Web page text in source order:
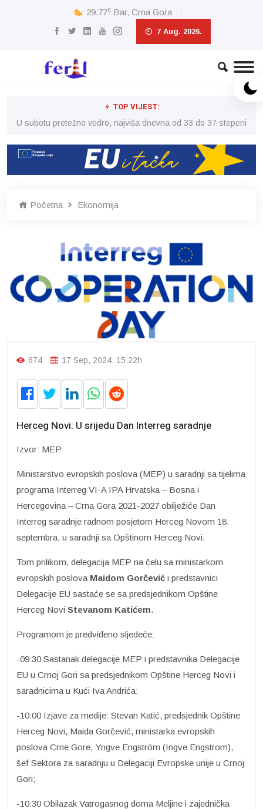
29.77c Bar, Crna Gora
7 Aug. 2026.
TOP VIJEST:
U subotu pretežno vedro, najviša dnevna od 33 do 37 stepeni
Početna Ekonomija
674 17 Sep, 2024. 15:22h
Herceg Novi: U srijedu Dan Interreg saradnje
Izvor: MEP
Ministarstvo evropskih poslova (MEP) u saradnji sa tijelima
programa Interreg VI-A IPA Hrvatska – Bosna i
Hercegovina – Crna Gora 2021-2027 obilježiće Dan
Interreg saradnje radnom posjetom Herceg Novom 18.
septembra, u saradnji sa Opštinom Herceg Novi.
Tom prilikom, delegacija MEP na čelu sa ministarkom
evropskih poslova Maidom Gorčević i predstavnici
Delegacije EU sastaće se sa predsjednikom Opštine
Herceg Novi Stevanom Katićem.
Programom je predviđeno sljedeće:
-09:30 Sastanak delegacije MEP i predstavnika Delegacije
EU u Crnoj Gori sa predsjednikom Opštine Herceg Novi i
saradnicima u Kući Iva Andrića;
-10:00 Izjave za medije: Stevan Katić, predsjednik Opštine
Herceg Novi, Maida Gorčević, ministarka evropskih
poslova Crne Gore, Yngve Engström (Ingve Engstrom),
šef Sektora za saradnju u Delegaciji Evropske unije u Crnoj
Gori;
-10:30 Obilazak Vatrogasnog doma Meljine i zajednička